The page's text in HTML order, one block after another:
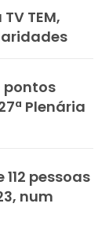
TEM,
pontos
Plenária
pessoas
num